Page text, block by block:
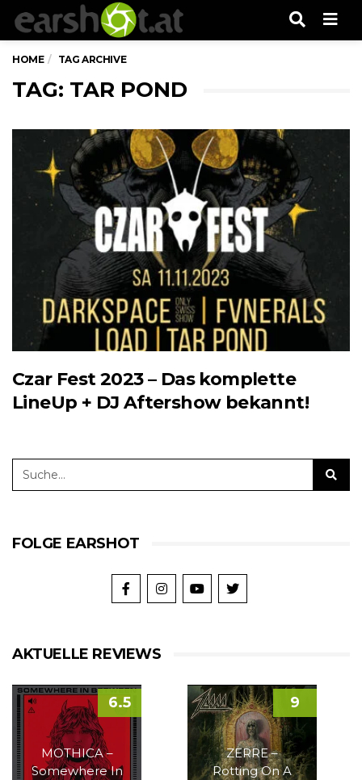
HOME TAG ARCHIVE
TAG: TAR POND
Czar Fest 2023 – Das komplette
LineUp + DJ Aftershow bekannt!
FOLGE EARSHOT
AKTUELLE REVIEWS
MOTHICA –
Somewhere In
6.5
ZERRE –
Rotting On A
9